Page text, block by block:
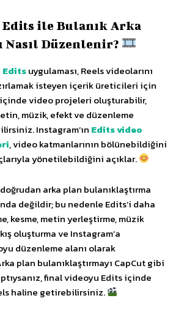
ile Bulanık Arka
Nasıl Düzenlenir?
Editsuygulaması, Reels videolarını
isteyen içerik üreticileri için
içinde video projeleri oluşturabilir,
müzik, efekt ve düzenleme
Instagram’ın Edits video
, video katmanlarının bölünebildiğini
yönetilebildiğini açıklar.
arka plan bulanıklaştırma
değildir; bu nedenle Edits’i daha
kesme, metin yerleştirme, müzik
oluşturma ve Instagram’a
düzenleme alanı olarak
plan bulanıklaştırmayı CapCut gibi
final videoyu Edits içinde
haline getirebilirsiniz.